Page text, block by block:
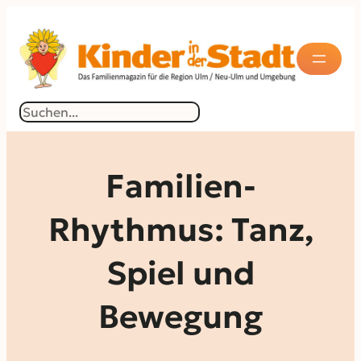
Inhalt
springen
Suchen
Familien-
Rhythmus: Tanz,
Spiel und
Bewegung